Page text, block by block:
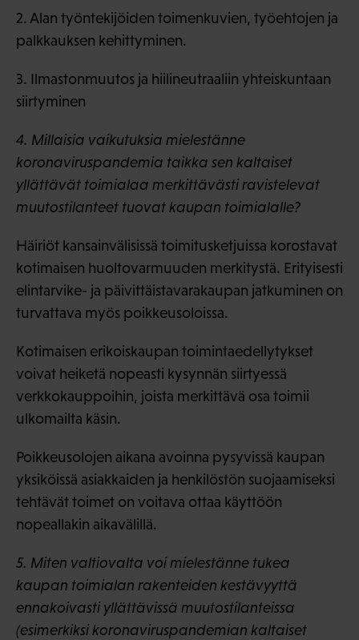
2. Alan työntekijöiden toimenkuvien, työehtojen ja
palkkauksen kehittyminen.
3. Ilmastonmuutos ja hiilineutraaliin yhteiskuntaan
siirtyminen
4. Millaisia vaikutuksia mielestänne
koronaviruspandemia taikka sen kaltaiset
yllättävät toimialaa merkittävästi ravistelevat
muutostilanteet tuovat kaupan toimialalle?
Häiriöt kansainvälisissä toimitusketjuissa korostavat
kotimaisen huoltovarmuuden merkitystä. Erityisesti
elintarvike- ja päivittäistavarakaupan jatkuminen on
turvattava myös poikkeusoloissa.
Kotimaisen erikoiskaupan toimintaedellytykset
voivat heiketä nopeasti kysynnän siirtyessä
verkkokauppoihin, joista merkittävä osa toimii
ulkomailta käsin.
Poikkeusolojen aikana avoinna pysyvissä kaupan
yksiköissä asiakkaiden ja henkilöstön suojaamiseksi
tehtävät toimet on voitava ottaa käyttöön
nopeallakin aikavälillä.
5. Miten valtiovalta voi mielestänne tukea
kaupan toimialan rakenteiden kestävyyttä
ennakoivasti yllättävissä muutostilanteissa
(esimerkiksi koronaviruspandemian kaltaiset